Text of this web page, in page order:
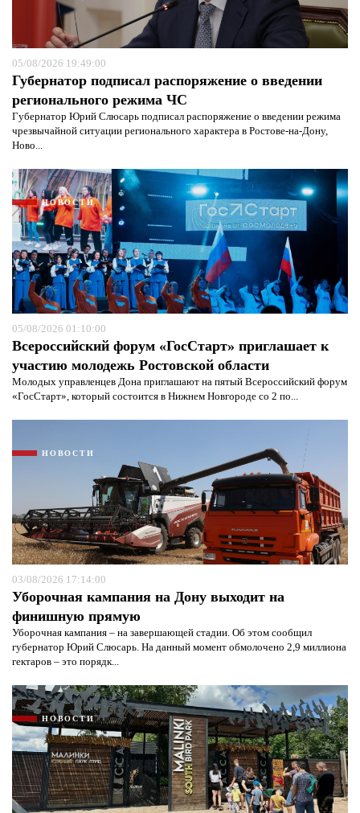
05/08/2026 19:49:00
Губернатор подписал распоряжение о введении
регионального режима ЧС
Губернатор Юрий Слюсарь подписал распоряжение о введении режима
чрезвычайной ситуации регионального характера в Ростове-на-Дону,
Ново...
НОВОСТИ
05/08/2026 01:10:00
Всероссийский форум «ГосСтарт» приглашает к
участию молодежь Ростовской области
Молодых управленцев Дона приглашают на пятый Всероссийский форум
«ГосСтарт», который состоится в Нижнем Новгороде со 2 по...
НОВОСТИ
03/08/2026 17:14:00
Уборочная кампания на Дону выходит на
финишную прямую
Уборочная кампания – на завершающей стадии. Об этом сообщил
губернатор Юрий Слюсарь. На данный момент обмолочено 2,9 миллиона
гектаров – это порядк...
НОВОСТИ
Я согласен сполитикой конфиденциальности и
защиты информации*
Я согласен с
защиты информации*